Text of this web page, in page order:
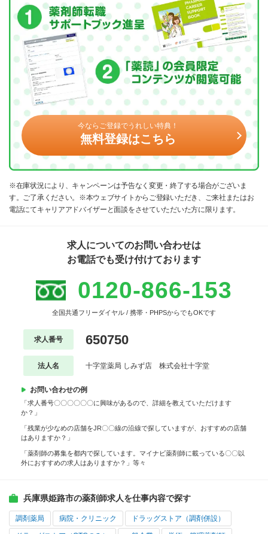
今ならご登録でうれしい特典！
無料登録はこちら
※在庫状況により、キャンペーンは予告なく変更・終了する場合がございま
す。ご了承ください。※本ウェブサイトからご登録いただき、ご来社またはお
電話にてキャリアアドバイザーと面談をさせていただいた方に限ります。
求人についてのお問い合わせは
お電話でも受け付けております
0120-866-153
全国共通フリーダイヤル / 携帯・PHPSからでもOKです
求人番号 650750
法人名 十字堂薬局 しみず店 株式会社十字堂
お問い合わせの例
「求人番号〇〇〇〇〇〇に興味があるので、詳細を教えていただけます
か？」
「残業が少なめの店舗をJR〇〇線の沿線で探していますが、おすすめの店舗
はありますか？」
「薬剤師の募集を都内で探しています。マイナビ薬剤師に載っている〇〇以
外におすすめの求人はありますか？」等々
兵庫県姫路市の薬剤師求人を仕事内容で探す
調剤薬局 病院・クリニック ドラッグストア（調剤併設）